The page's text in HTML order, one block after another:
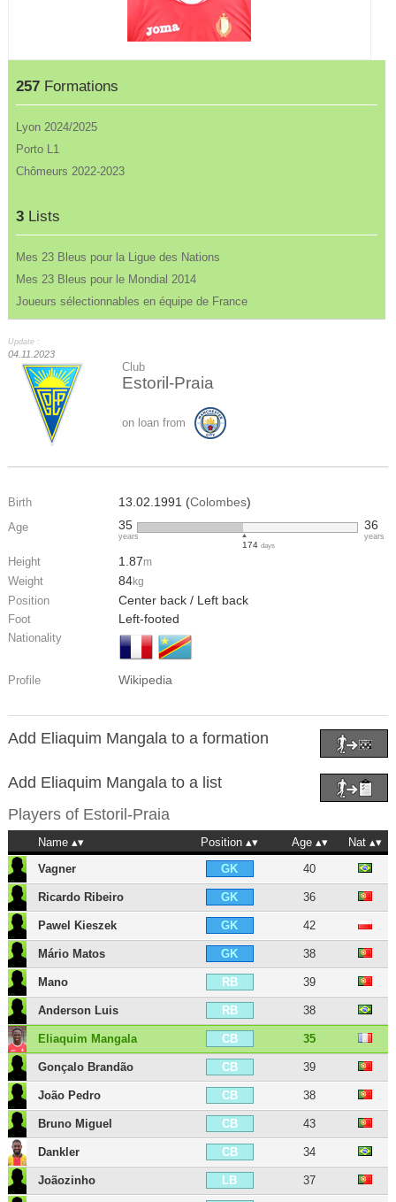
257 Formations
Lyon 2024/2025
Porto L1
Chômeurs 2022-2023
3 Lists
Mes 23 Bleus pour la Ligue des Nations
Mes 23 Bleus pour le Mondial 2014
Joueurs sélectionnables en équipe de France
Update :
04.11.2023
Club
Estoril-Praia
on loan from
Birth 13.02.1991 (Colombes)
Age 35
years
174 days
36
years
Height 1.87m
Weight 84kg
Position Center back / Left back
Foot Left-footed
Nationality
Profile Wikipedia
Add Eliaquim Mangala to a formation
Add Eliaquim Mangala to a list
Players of Estoril-Praia
Name Position Age
Nat
Vagner
GK 40
Ricardo Ribeiro GK 36
Pawel Kieszek GK 42
Mário Matos GK 38
Mano RB 39
Anderson Luis RB 38
Eliaquim Mangala CB 35
Gonçalo Brandão CB 39
João Pedro CB 38
Bruno Miguel CB 43
Dankler CB 34
Joãozinho LB 37